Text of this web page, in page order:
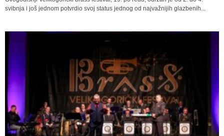
svibnja i još jednom potvrdio svoj status jednog od najvažnijih glazbenih...